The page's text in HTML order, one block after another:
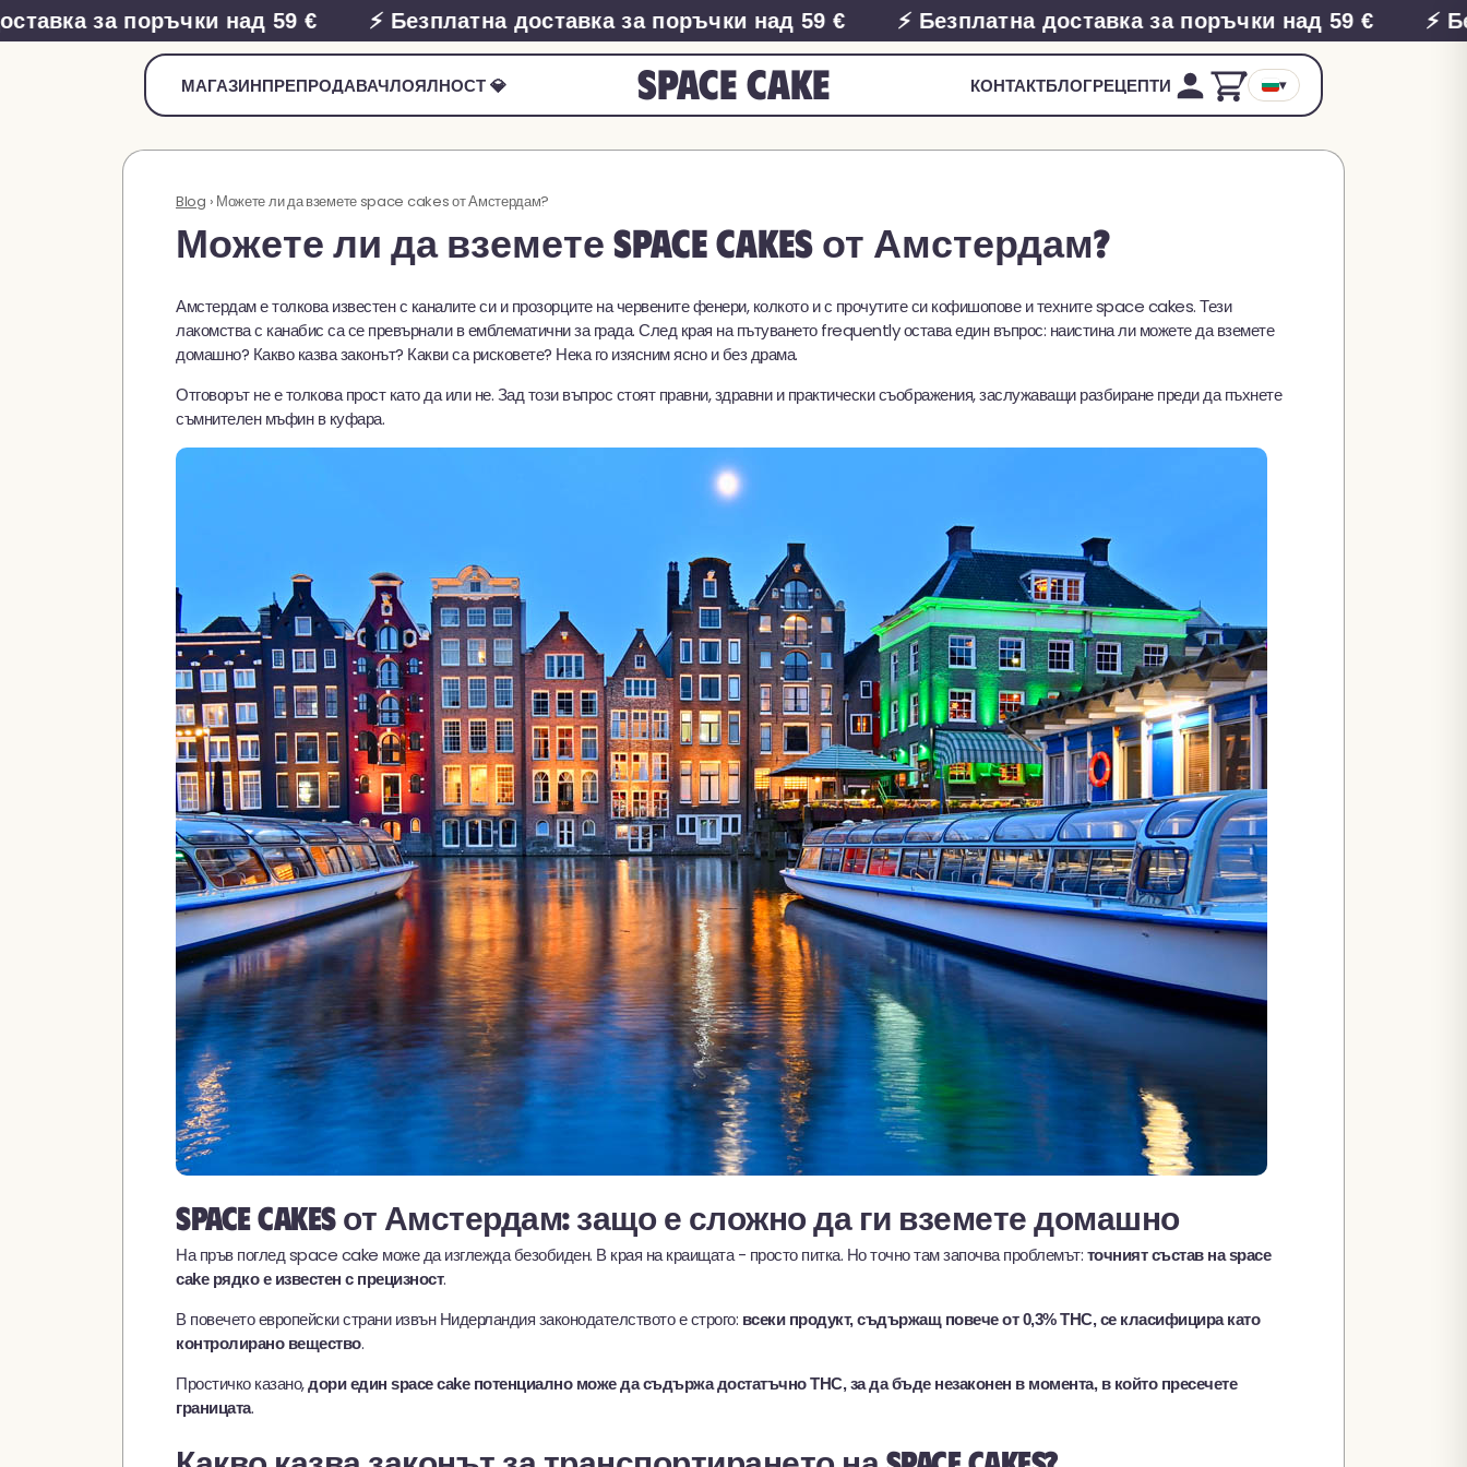
за поръчки над 59 € ⚡ Безплатна доставка за поръчки над 59 € ⚡ Безплатна доставка за поръчки над 59 € ⚡
МАГАЗИНПРЕПРОДАВАЧЛОЯЛНОСТ 💎 Space Cake КОНТАКТБЛОГРЕЦЕПТИ ▾
Blog › Можете ли да вземете space cakes от Амстердам?
Можете ли да вземете space cakes от Амстердам?
Амстердам е толкова известен с каналите си и прозорците на червените фенери, колкото и с прочутите си кофишопове и техните space cakes. Тези
лакомства с канабис са се превърнали в емблематични за града. След края на пътуването frequently остава един въпрос: наистина ли можете да вземете
домашно? Какво казва законът? Какви са рисковете? Нека го изясним ясно и без драма.
Отговорът не е толкова прост като да или не. Зад този въпрос стоят правни, здравни и практически съображения, заслужаващи разбиране преди да пъхнете
съмнителен мъфин в куфара.
Space cakes от Амстердам: защо е сложно да ги вземете домашно
На пръв поглед space cake може да изглежда безобиден. В края на краищата - просто питка. Но точно там започва проблемът: точният състав на space
cake рядко е известен с прецизност.
В повечето европейски страни извън Нидерландия законодателството е строго: всеки продукт, съдържащ повече от 0,3% THC, се класифицира като
контролирано вещество.
Простичко казано,дори един space cake потенциално може да съдържа достатъчно THC, за да бъде незаконен в момента, в който пресечете
границата.